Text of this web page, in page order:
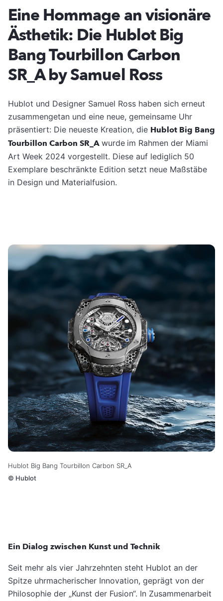
Eine Hommage an visionäre
Ästhetik: Die Hublot Big
Bang Tourbillon Carbon
SR_A by Samuel Ross
Hublot und Designer Samuel Ross haben sich erneut
zusammengetan und eine neue, gemeinsame Uhr
präsentiert: Die neueste Kreation, die Hublot Big Bang
Tourbillon Carbon SR_A wurde im Rahmen der Miami
Art Week 2024 vorgestellt. Diese auf lediglich 50
Exemplare beschränkte Edition setzt neue Maßstäbe
in Design und Materialfusion.
Hublot Big Bang Tourbillon Carbon SR_A
© Hublot
Ein Dialog zwischen Kunst und Technik
Seit mehr als vier Jahrzehnten steht Hublot an der
Spitze uhrmacherischer Innovation, geprägt von der
Philosophie der „Kunst der Fusion“. In Zusammenarbeit